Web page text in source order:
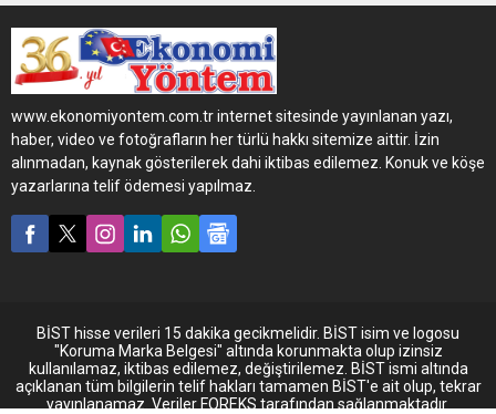
www.ekonomiyontem.com.tr internet sitesinde yayınlanan yazı,
haber, video ve fotoğrafların her türlü hakkı sitemize aittir. İzin
alınmadan, kaynak gösterilerek dahi iktibas edilemez. Konuk ve köşe
yazarlarına telif ödemesi yapılmaz.
BİST hisse verileri 15 dakika gecikmelidir. BİST isim ve logosu
"Koruma Marka Belgesi" altında korunmakta olup izinsiz
kullanılamaz, iktibas edilemez, değiştirilemez. BİST ismi altında
açıklanan tüm bilgilerin telif hakları tamamen BİST'e ait olup, tekrar
yayınlanamaz. Veriler FOREKS tarafından sağlanmaktadır.